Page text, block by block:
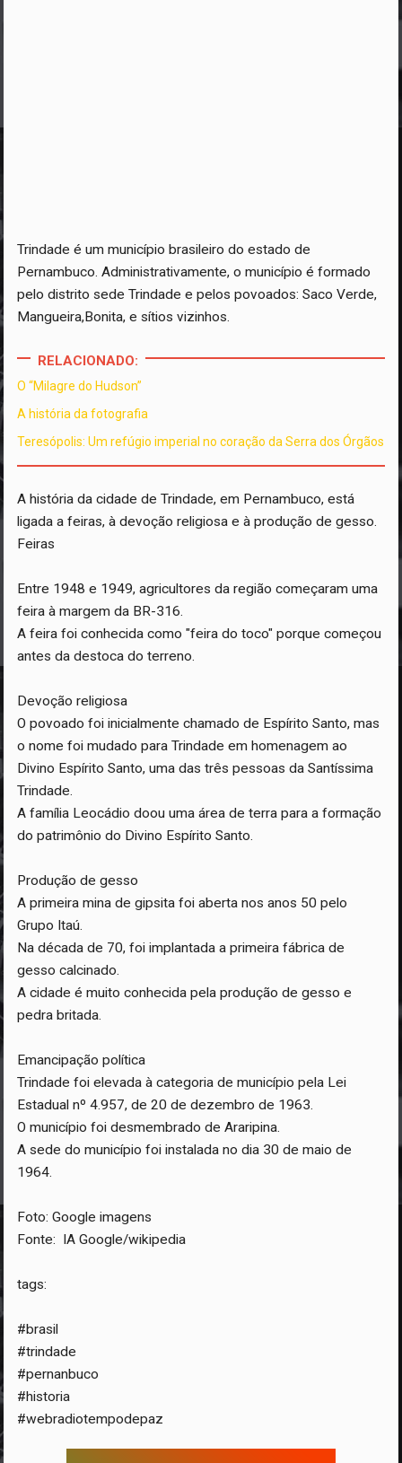
Trindade é um município brasileiro do estado de
Pernambuco. Administrativamente, o município é formado
pelo distrito sede Trindade e pelos povoados: Saco Verde,
Mangueira,Bonita, e sítios vizinhos.
RELACIONADO:
O “Milagre do Hudson”
A história da fotografia
Teresópolis: Um refúgio imperial no coração da Serra dos Órgãos
A história da cidade de Trindade, em Pernambuco, está
ligada a feiras, à devoção religiosa e à produção de gesso.
Feiras
Entre 1948 e 1949, agricultores da região começaram uma
feira à margem da BR-316.
A feira foi conhecida como "feira do toco" porque começou
antes da destoca do terreno.
Devoção religiosa
O povoado foi inicialmente chamado de Espírito Santo, mas
o nome foi mudado para Trindade em homenagem ao
Divino Espírito Santo, uma das três pessoas da Santíssima
Trindade.
A família Leocádio doou uma área de terra para a formação
do patrimônio do Divino Espírito Santo.
Produção de gesso
A primeira mina de gipsita foi aberta nos anos 50 pelo
Grupo Itaú.
Na década de 70, foi implantada a primeira fábrica de
gesso calcinado.
A cidade é muito conhecida pela produção de gesso e
pedra britada.
Emancipação política
Trindade foi elevada à categoria de município pela Lei
Estadual nº 4.957, de 20 de dezembro de 1963.
O município foi desmembrado de Araripina.
A sede do município foi instalada no dia 30 de maio de
1964.
Foto: Google imagens
Fonte: IA Google/wikipedia
tags:
#brasil
#trindade
#pernanbuco
#historia
#webradiotempodepaz